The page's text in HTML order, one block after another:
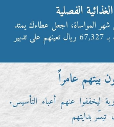
بالميلادي